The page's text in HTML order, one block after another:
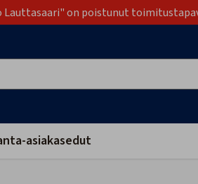
Lauttasaari" on poistunut
asiakasedut